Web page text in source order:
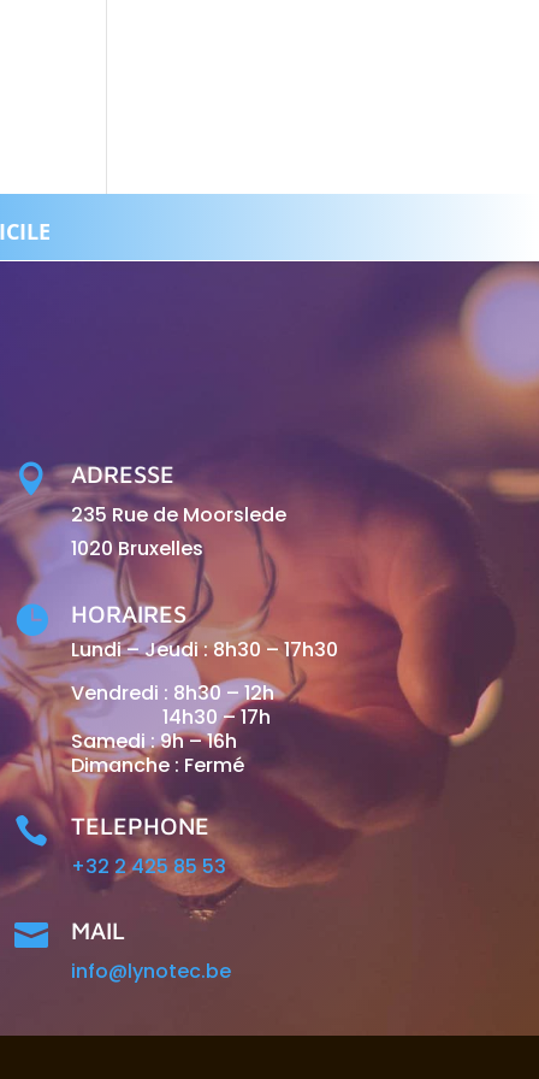

ADRESSE
235 Rue de Moorslede
1020 Bruxelles

HORAIRES
Lundi – Jeudi : 8h30 – 17h30
Vendredi : 8h30 – 12h
14h30 – 17h
Samedi : 9h – 16h
Dimanche : Fermé

TELEPHONE
+32 2 425 85 53

MAIL
info@lynotec.be